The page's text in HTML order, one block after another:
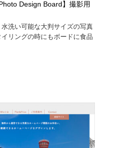
Design Board】撮影用
洗い可能な大判サイズの写真
リングの時にもボードに食品